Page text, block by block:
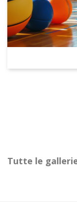
Tutte le